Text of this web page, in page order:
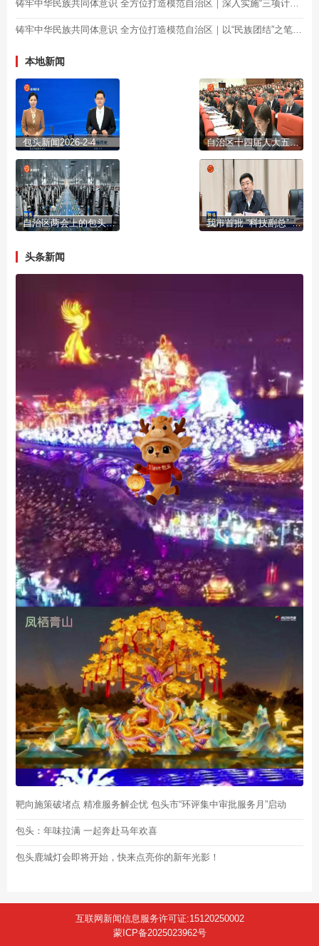
本地新闻
包头新闻2026-2-4 自治区十四届人大五次会议开幕
自治区两会上的包头声音 我市首批 “科技副总” “产业教授”进行成果展示
头条新闻
靶向施策破堵点 精准服务解企忧 包头市“环评集中审批服务月”启动
包头：年味拉满 一起奔赴马年欢喜
包头鹿城灯会即将开始，快来点亮你的新年光影！
互联网新闻信息服务许可证:15120250002
蒙ICP备2025023962号